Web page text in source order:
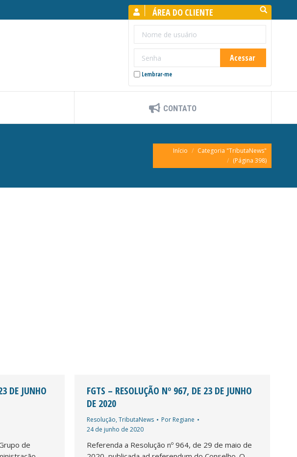
Search:
ÁREA DO CLIENTE
Lembrar-me
CONTATO
Você está aqui:
Início
Categoria "TributaNews"
(Página 398)
DE JUNHO
de
FGTS – RESOLUÇÃO Nº 967, DE 23 DE JUNHO
DE 2020
Resolução,TributaNews Por Regiane
24 de junho de 2020
Referenda a Resolução nº 964, de 29 de maio de